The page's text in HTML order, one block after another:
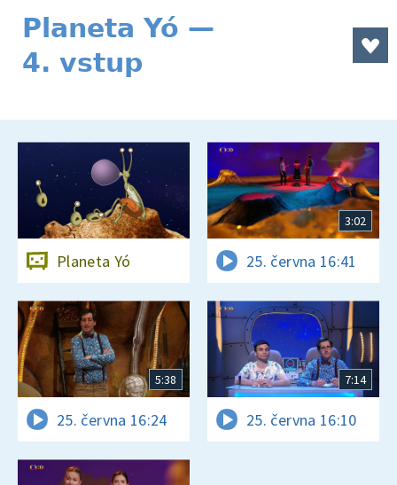
Planeta Yó —
4. vstup
Planeta Yó
3:02
25. června 16:41
5:38
25. června 16:24
7:14
25. června 16:10